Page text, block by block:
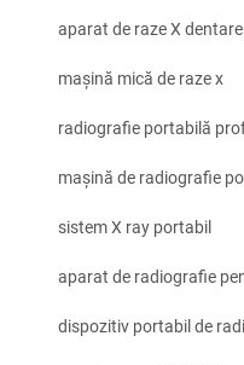
aparat de raze X
mașină mică de raze x
radiografie portabilă
mașină de radiografie
sistem X ray portabil
aparat de radiografie
dispozitiv portabil de